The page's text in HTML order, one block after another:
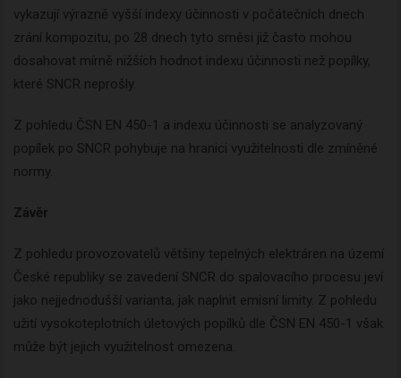
vykazují výrazně vyšší indexy účinnosti v počátečních dnech
zrání kompozitu, po 28 dnech tyto směsi již často mohou
dosahovat mírně nižších hodnot indexu účinnosti než popílky,
které SNCR neprošly.
Z pohledu ČSN EN 450-1 a indexu účinnosti se analyzovaný
popílek po SNCR pohybuje na hranici využitelnosti dle zmíněné
normy.
Závěr
Z pohledu provozovatelů většiny tepelných elektráren na území
České republiky se zavedení SNCR do spalovacího procesu jeví
jako nejjednodušší varianta, jak naplnit emisní limity. Z pohledu
užití vysokoteplotních úletových popílků dle ČSN EN 450-1 však
může být jejich využitelnost omezena.